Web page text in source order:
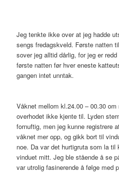
Jeg tenkte ikke over at jeg hadde
sengs fredagskveld. Første natten
sover jeg alltid dårlig, for jeg er
første natten før hver eneste
gangen intet unntak.
Våknet mellom kl.24.00 – 00.30
overhodet ikke kjente til. Lyden
fornuftig, men jeg kunne registrere
våknet mer opp, og gikk bort til
noe. Da var det hurtigruta som la til
vinduet mitt. Jeg ble stående å se
var utrolig fasinerende å følge med